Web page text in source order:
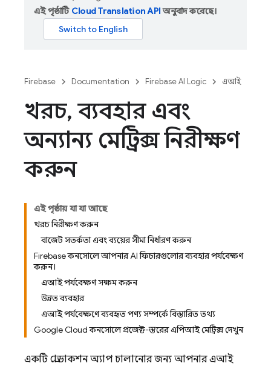
এই পৃষ্ঠাটি Cloud Translation APIঅনুবাদ করেছে।
Firebase Documentation Firebase AI Logic এআই
খরচ, ব্যবহার এবং
অন্যান্য মেট্রিক্স নিরীক্ষণ
করুন
এই পৃষ্ঠায় যা যা আছে
খরচ নিরীক্ষণ করুন
বাজেট সতর্কতা এবং ব্যয়ের সীমা নির্ধারণ করুন
Firebase কনসোলে আপনার AI ফিচারগুলোর ব্যবহার পর্যবেক্ষণ
করুন।
এআই পর্যবেক্ষণ সক্ষম করুন
উন্নত ব্যবহার
এআই পর্যবেক্ষণে ব্যবহৃত পণ্য সম্পর্কে বিস্তারিত তথ্য
Google Cloud কনসোলে প্রজেক্ট-স্তরের এপিআই মেট্রিক্স দেখুন
একটি প্রোডাকশন অ্যাপ চালানোর জন্য আপনার এআই